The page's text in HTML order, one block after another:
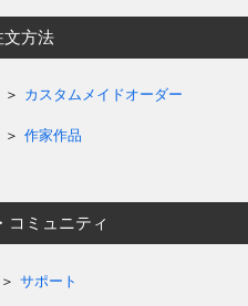
文方法
カスタムメイドオーダー
作家作品
コミュニティ
サポート